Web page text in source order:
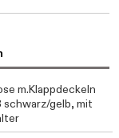
m.Klappdeckeln
schwarz/gelb, mit